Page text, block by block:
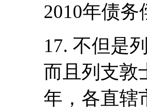
2010年债务
17. 不但是
而且列支敦
年，各直辖